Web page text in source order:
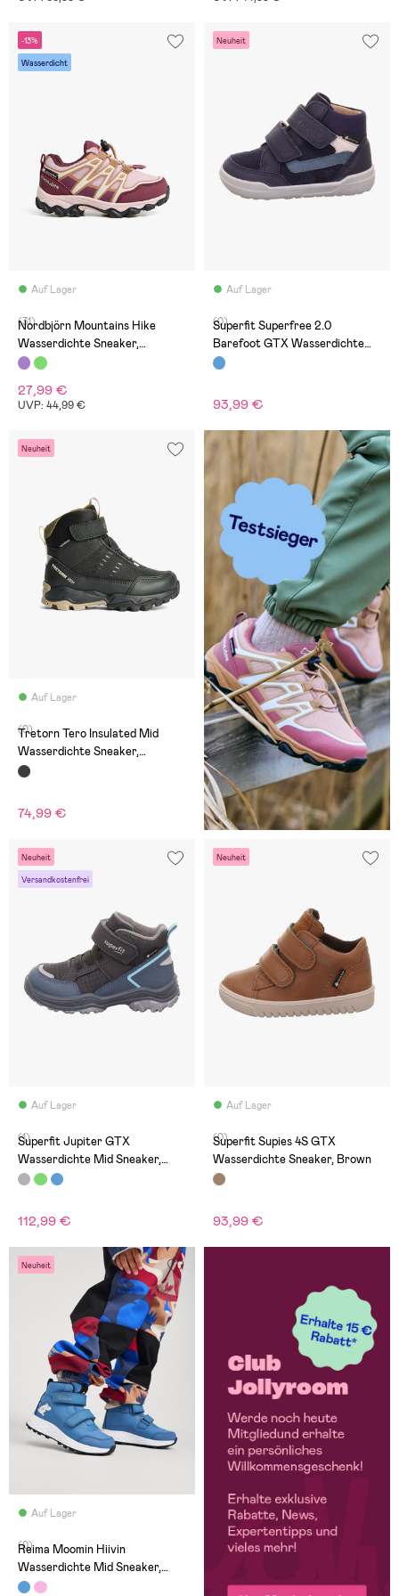
-13%
Wasserdicht
Auf Lager
(31)
Nordbjörn Mountains Hike
Wasserdichte Sneaker,
Burgundy
27,99 €
UVP: 44,99 €
Neuheit
Auf Lager
(0)
Superfit Superfree 2.0
Barefoot GTX Wasserdichte
Mid Sneaker, Blue
93,99 €
Neuheit
Auf Lager
(0)
Tretorn Tero Insulated Mid
Wasserdichte Sneaker,
Schwarz
74,99 €
Neuheit
Versandkostenfrei
Auf Lager
(1)
Superfit Jupiter GTX
Wasserdichte Mid Sneaker,
Grey/Blue
112,99 €
Neuheit
Auf Lager
(0)
Superfit Supies 4S GTX
Wasserdichte Sneaker, Brown
93,99 €
Neuheit
Auf Lager
(0)
Reima Moomin Hiivin
Wasserdichte Mid Sneaker,
Blue Ocean